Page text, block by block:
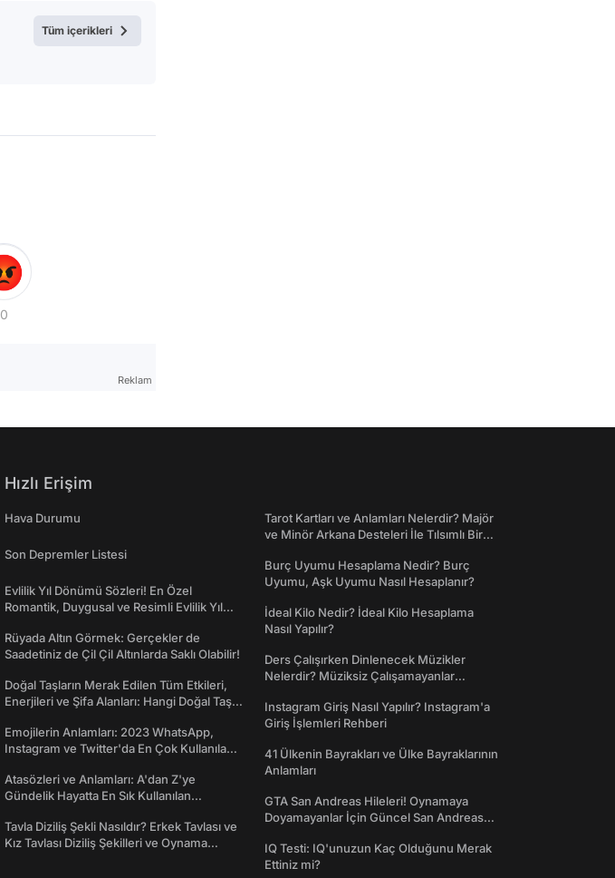
Tüm içerikleri
0
Reklam
Hızlı Erişim
Hava Durumu
Son Depremler Listesi
Evlilik Yıl Dönümü Sözleri! En Özel
Romantik, Duygusal ve Resimli Evlilik Yıl
Rüyada Altın Görmek: Gerçekler de
Saadetiniz de Çil Çil Altınlarda Saklı Olabilir!
Doğal Taşların Merak Edilen Tüm Etkileri,
Enerjileri ve Şifa Alanları: Hangi Doğal Taş
Emojilerin Anlamları: 2023 WhatsApp,
Instagram ve Twitter'da En Çok Kullanılan
Atasözleri ve Anlamları: A'dan Z'ye
Gündelik Hayatta En Sık Kullanılan
Tavla Diziliş Şekli Nasıldır? Erkek Tavlası ve
Kız Tavlası Diziliş Şekilleri ve Oynama
Tarot Kartları ve Anlamları Nelerdir? Majör
ve Minör Arkana Desteleri İle Tılsımlı Bir
Burç Uyumu Hesaplama Nedir? Burç
Uyumu, Aşk Uyumu Nasıl Hesaplanır?
İdeal Kilo Nedir? İdeal Kilo Hesaplama
Nasıl Yapılır?
Ders Çalışırken Dinlenecek Müzikler
Nelerdir? Müziksiz Çalışamayanlar
Instagram Giriş Nasıl Yapılır? Instagram'a
Giriş İşlemleri Rehberi
41 Ülkenin Bayrakları ve Ülke Bayraklarının
Anlamları
GTA San Andreas Hileleri! Oynamaya
Doyamayanlar İçin Güncel San Andreas
IQ Testi: IQ'unuzun Kaç Olduğunu Merak
Ettiniz mi?